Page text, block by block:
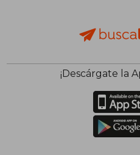
$ 107.360
¡Descárgate la